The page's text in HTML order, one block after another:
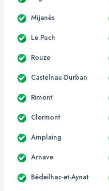
Mijanès
Le Puch
Rouze
Castelnau-Durban
Rimont
Clermont
Amplaing
Arnave
Bédeilhac-et-Aynat